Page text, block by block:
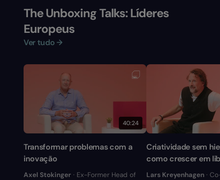
The Unboxing Talks: Líderes
Europeus
Ver tudo →
40:24
Transformar problemas com a
inovação
Axel Stokinger · Ex-Former Head of
Criatividade sem
como crescer em
Lars Kreyenhagen ·